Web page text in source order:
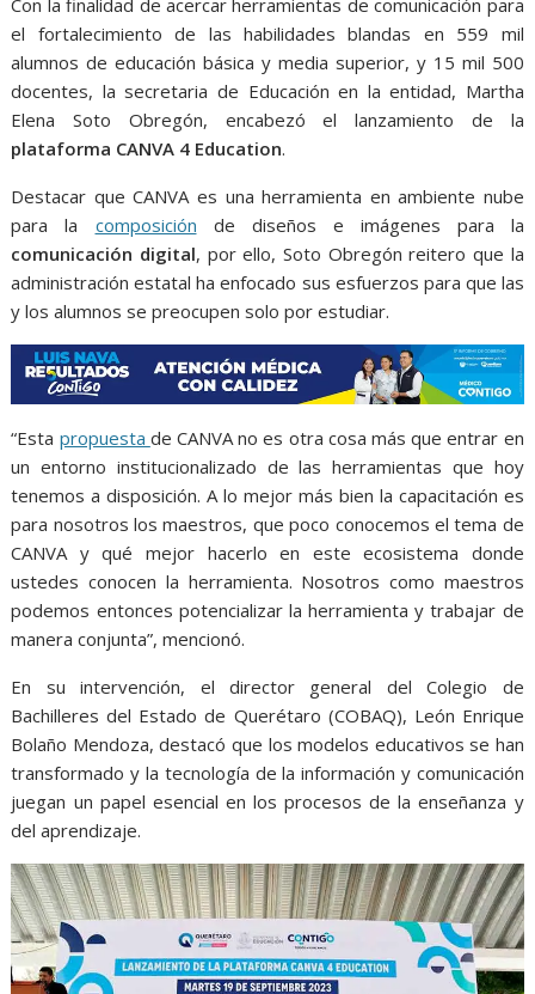
o
k
p
p
g
er
m
el fortalecimiento de las habilidades blandas en 559 mil
alumnos de educación básica y media superior, y 15 mil 500
docentes, la secretaria de Educación en la entidad, Martha
Elena Soto Obregón, encabezó el lanzamiento de la
plataforma CANVA 4 Education.
Destacar que CANVA es una herramienta en ambiente nube
para la composición de diseños e imágenes para la
comunicación digital, por ello, Soto Obregón reitero que la
administración estatal ha enfocado sus esfuerzos para que las
y los alumnos se preocupen solo por estudiar.
“Esta propuesta de CANVA no es otra cosa más que entrar en
un entorno institucionalizado de las herramientas que hoy
tenemos a disposición. A lo mejor más bien la capacitación es
para nosotros los maestros, que poco conocemos el tema de
CANVA y qué mejor hacerlo en este ecosistema donde
ustedes conocen la herramienta. Nosotros como maestros
podemos entonces potencializar la herramienta y trabajar de
manera conjunta”, mencionó.
En su intervención, el director general del Colegio de
Bachilleres del Estado de Querétaro (COBAQ), León Enrique
Bolaño Mendoza, destacó que los modelos educativos se han
transformado y la tecnología de la información y comunicación
juegan un papel esencial en los procesos de la enseñanza y
del aprendizaje.